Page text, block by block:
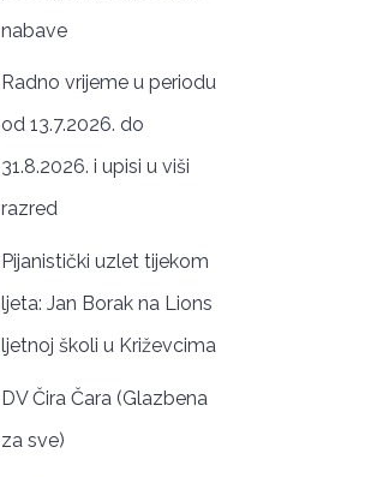
nabave
Radno vrijeme u periodu
od 13.7.2026. do
31.8.2026. i upisi u viši
razred
Pijanistički uzlet tijekom
ljeta: Jan Borak na Lions
ljetnoj školi u Križevcima
DV Čira Čara (Glazbena
za sve)